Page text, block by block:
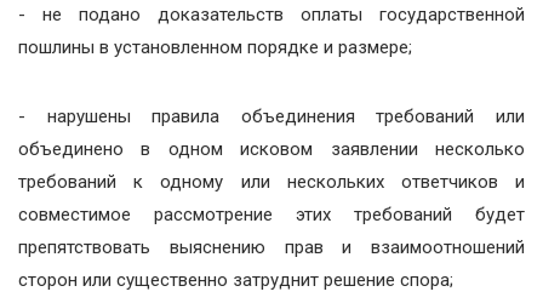
- не подано доказательств оплаты государственной
пошлины в установленном порядке и размере;
- нарушены правила объединения требований или
объединено в одном исковом заявлении несколько
требований к одному или нескольких ответчиков и
совместимое рассмотрение этих требований будет
препятствовать выяснению прав и взаимоотношений
сторон или существенно затруднит решение спора;